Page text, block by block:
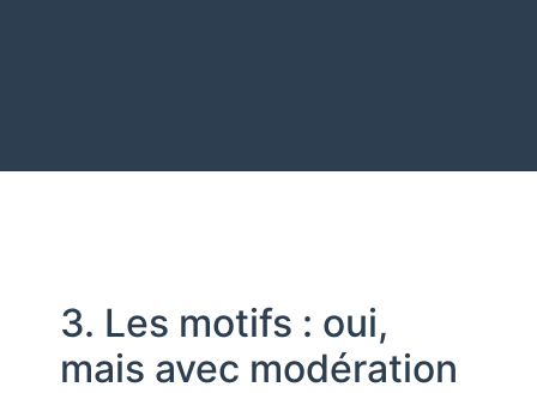
3. Les motifs : oui,
mais avec modération